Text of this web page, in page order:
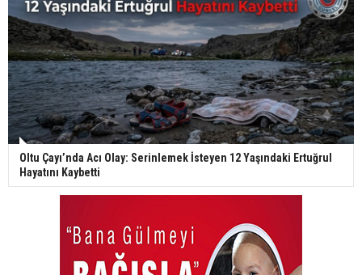
Oltu Çayı’nda Acı Olay: Serinlemek İsteyen 12 Yaşındaki Ertuğrul
Hayatını Kaybetti